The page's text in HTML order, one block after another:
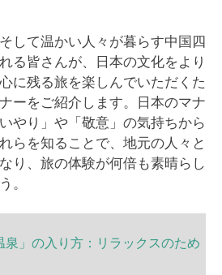
して温かい人々が暮らす中国四
る皆さんが、日本の文化をより
に残る旅を楽しんでいただくた
ーをご紹介します。日本のマナ
やり」や「敬意」の気持ちから
らを知ることで、地元の人々と
り、旅の体験が何倍も素晴らし
。
」の入り方：リラックスのため